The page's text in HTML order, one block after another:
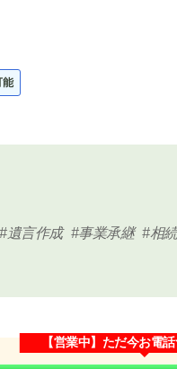
能
遺言作成 事業承継 相
【営業中】ただ今お電